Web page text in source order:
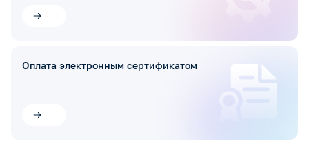
Оплата электронным сертификатом